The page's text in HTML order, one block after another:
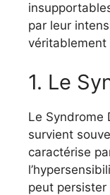
par leur
véritablement
1. Le
Le Syndrome
survient
caractérise
peut